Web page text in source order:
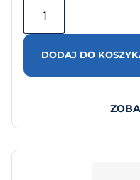
DODAJ DO